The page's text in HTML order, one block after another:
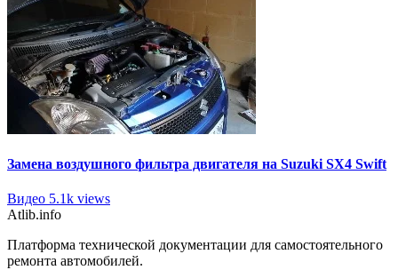
Замена воздушного фильтра двигателя на Suzuki SX4 Swift
Видео 5.1k views
Atlib.info
Платформа технической документации для самостоятельного
ремонта автомобилей.